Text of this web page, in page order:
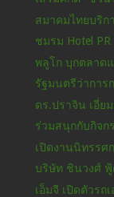
สมาคมไทยบริก
ชมรม Hotel
พลูโก บุกตลาด
รัฐมนตรีว่ากา
ดร.ปราจิน เอี่ย
ร่วมสนุกกับกิจก
เปิดงานนิทรรศ
บริษัท ชินวงศ์ ฟู้
เอ็มจี เปิดตัวรถ